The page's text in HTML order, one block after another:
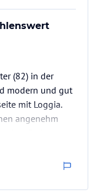
(82) in der
modern und gut
mit Loggia.
angenehm
und
kurze Wege. Bei
und freundlich